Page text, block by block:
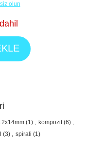
olun
(1) , kompozit (6) ,
(3) , spirali (1)